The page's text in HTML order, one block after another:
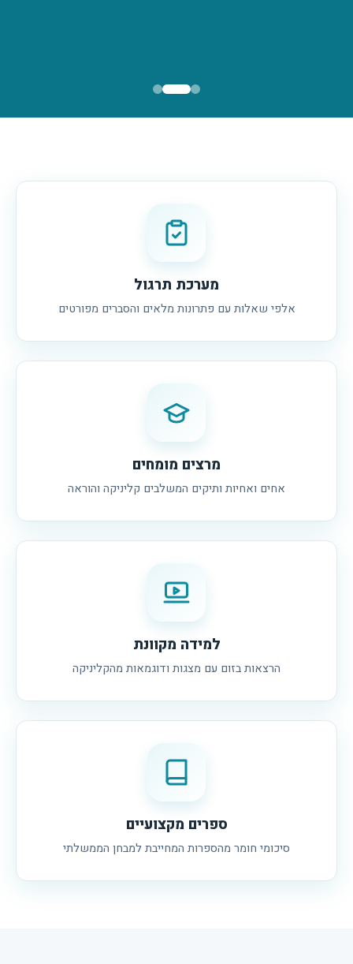
מערכת תרגול
אלפי שאלות עם פתרונות מלאים והסברים מפורטים
מרצים מומחים
אחים ואחיות ותיקים המשלבים קליניקה והוראה
למידה מקוונת
הרצאות בזום עם מצגות ודוגמאות מהקליניקה
ספרים מקצועיים
סיכומי חומר מהספרות המחייבת למבחן הממשלתי